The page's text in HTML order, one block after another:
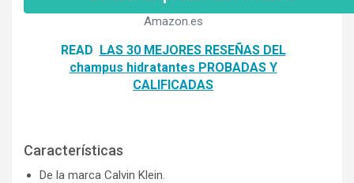
Amazon.es
READ LAS 30 MEJORES RESEÑAS DEL
champus hidratantes PROBADAS Y
CALIFICADAS
Características
De la marca Calvin Klein.